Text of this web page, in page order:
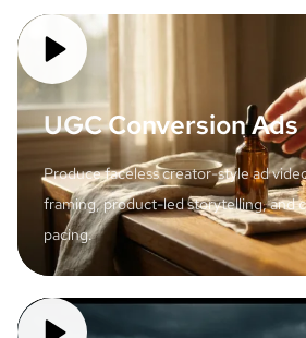
UGC Conversion Ads
Produce faceless creator-style ad
framing, product-led storytelling, and
pacing.